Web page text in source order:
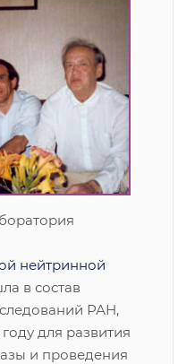
нейтринной
в состав
РАН,
для развития
и проведения